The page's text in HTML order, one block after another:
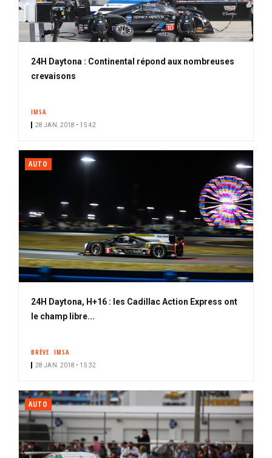
24H Daytona : Continental répond aux nombreuses
crevaisons
IMSA
28 JAN. 2018 • 15:42
AUTO
24H Daytona, H+16 : les Cadillac Action Express ont
le champ libre...
BRÈVE IMSA
28 JAN. 2018 • 15:32
AUTO